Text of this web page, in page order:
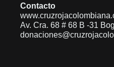
Contacto
Av. Cra. 68 # 68 B -31